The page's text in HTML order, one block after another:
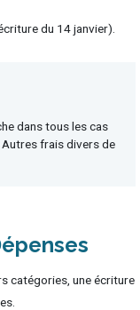
du 14 janvier).
dans tous les cas
frais divers de
catégories, une écriture